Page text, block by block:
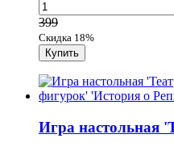
399
Скидка 18%
Игра настольная